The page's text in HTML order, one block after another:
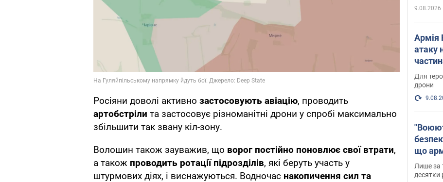
Росіяни доволі активно застосовують авіацію, проводить
артобстріли та застосовує різноманітні дрони у спробі максимально
збільшити так звану кіл-зону.
Волошин також зауважив, що ворог постійно поновлює свої втрати,
а також проводить ротації підрозділів, які беруть участь у
штурмових діях, і виснажуються. Водночас накопичення сил та
9.08.2026
Армія
атаку
Фото
Для
дрони
що
в
Лише за
десятки